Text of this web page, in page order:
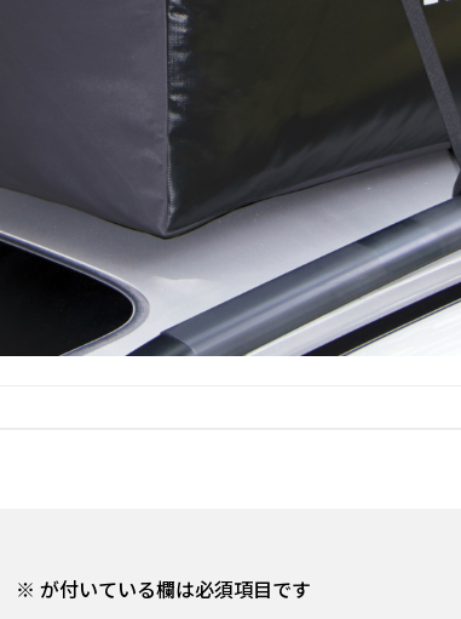
※ が付いている欄は必須項目です